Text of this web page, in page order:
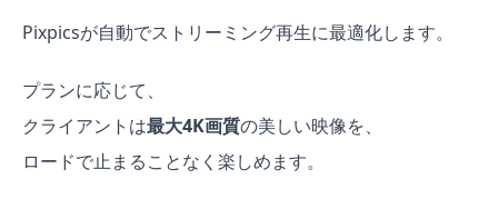
Pixpicsが自動でストリーミング再生に最適化します。
プランに応じて、
クライアントは最大4K画質の美しい映像を、
ロードで止まることなく楽しめます。